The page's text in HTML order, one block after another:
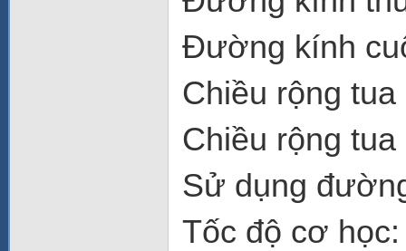
Đường kính
Chiều rộng
Chiều rộng
Sử dụng
Tốc độ cơ